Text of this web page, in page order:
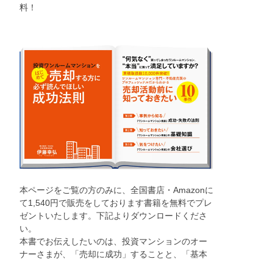
料！
本ページをご覧の方のみに、全国書店・Amazonに
て1,540円で販売をしております書籍を無料でプレ
ゼントいたします。下記よりダウンロードくださ
い。
本書でお伝えしたいのは、投資マンションのオー
ナーさまが、「売却に成功」することと、「基本